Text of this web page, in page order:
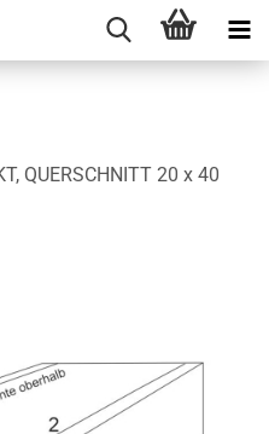
QUER­SCHNITT 20 x 40